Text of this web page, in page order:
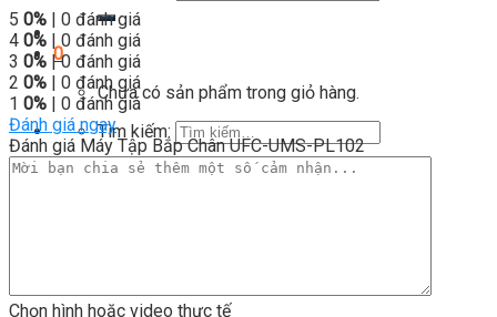
0
Chưa có sản phẩm trong giỏ hàng.
Tìm kiếm:
0
5 0% | 0 đánh giá
4 0% | 0 đánh giá
3 0% | 0 đánh giá
2 0% | 0 đánh giá
1 0% | 0 đánh giá
Đánh giá ngay
Đánh giá Máy Tập Bắp Chân UFC-UMS-PL102
Chọn hình hoặc video thực tế